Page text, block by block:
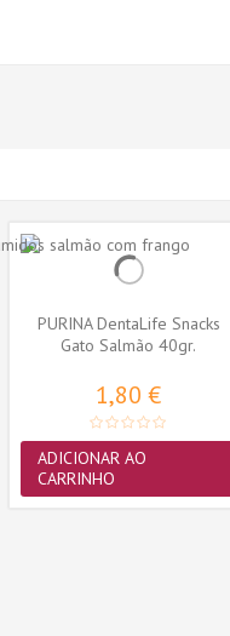
PURINA DentaLife Snacks
Gato Salmão 40gr.
1,80 €
ADICIONAR AO
CARRINHO